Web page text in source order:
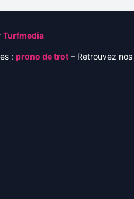
Turfmedia
: prono de trot – Retrouvez nos